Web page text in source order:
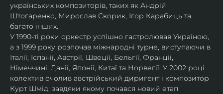
українських композиторів, таких як Андрій
Штогаренко, Мирослав Скорик, Ігор Карабиць та
багато інших.
У 1990-ті роки оркестр успішно гастролював Україною,
а з 1999 року розпочав міжнародні турне, виступаючи в
Італії, Іспанії, Австрії, Швеції, Бельгії, Франції,
Німеччині, Данії, Японії, Китаї та Норвегії. У 2002 році
колектив очолив австрійський диригент і композитор
Курт Шмід, завдяки якому почався новий етап